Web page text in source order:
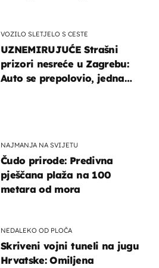
VOZILO SLETJELO S CESTE
UZNEMIRUJUĆE Strašni
prizori nesreće u Zagrebu:
Auto se prepolovio, jedna
NAJMANJA NA SVIJETU
Čudo prirode: Predivna
pješčana plaža na 100
metara od mora
NEDALEKO OD PLOČA
Skriveni vojni tuneli na jugu
Hrvatske: Omiljena